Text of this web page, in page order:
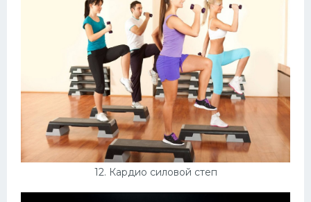
12. Кардио силовой степ